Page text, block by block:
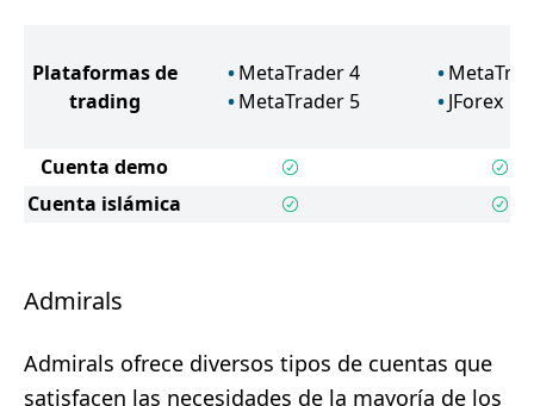
Plataformas de
trading
MetaTrader 4
MetaTrader 5
JForex
Cuenta demo
Cuenta islámica
Admirals
Admirals ofrece diversos tipos de cuentas que
satisfacen las necesidades de la mayoría de los